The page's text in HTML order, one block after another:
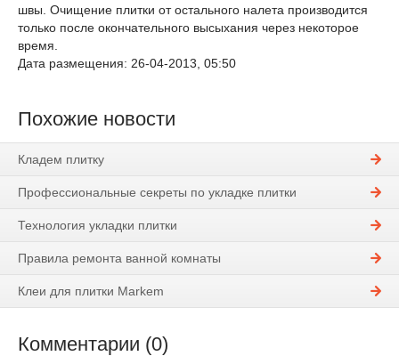
швы. Очищение плитки от остального налета производится
только после окончательного высыхания через некоторое
время.
Дата размещения: 26-04-2013, 05:50
Похожие новости
Кладем плитку
Профессиональные секреты по укладке плитки
Технология укладки плитки
Правила ремонта ванной комнаты
Клеи для плитки Markem
Комментарии (0)